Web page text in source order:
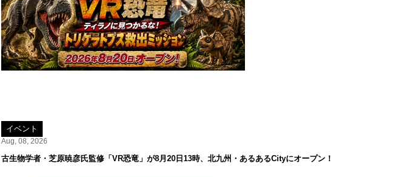
イベント
Aug, 08, 2026
古生物学者・芝原暁彦氏監修「VR恐竜」が8月20日13時、北九州・あるあるCityにオープン！